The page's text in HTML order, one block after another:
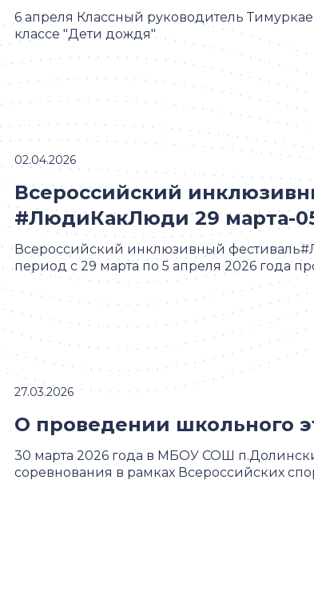
6 апреля Классный руководитель
классе "Дети дождя"
Всероссийский инклюзивный
период с 29 марта по 5 апреля 2026 года
Всероссийский
#ЛюдиКакЛюди 29 марта-
02.04.2026
30 марта 2026 года в МБОУ СОШ
соревнования в рамках Всероссийских
О проведении школьного
27.03.2026